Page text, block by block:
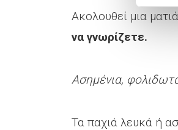
Ακολουθεί μια
να γνωρίζετε.
Ασημένια,
Τα παχιά λευκά ή